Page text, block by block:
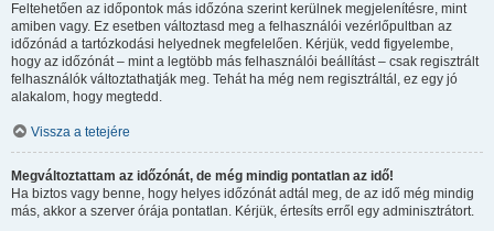
Feltehetően az időpontok más időzóna szerint kerülnek megjelenítésre, mint
amiben vagy. Ez esetben változtasd meg a felhasználói vezérlőpultban az
időzónád a tartózkodási helyednek megfelelően. Kérjük, vedd figyelembe,
hogy az időzónát – mint a legtöbb más felhasználói beállítást – csak regisztrált
felhasználók változtathatják meg. Tehát ha még nem regisztráltál, ez egy jó
alakalom, hogy megtedd.
Vissza a tetejére
Megváltoztattam az időzónát, de még mindig pontatlan az idő!
Ha biztos vagy benne, hogy helyes időzónát adtál meg, de az idő még mindig
más, akkor a szerver órája pontatlan. Kérjük, értesíts erről egy adminisztrátort.